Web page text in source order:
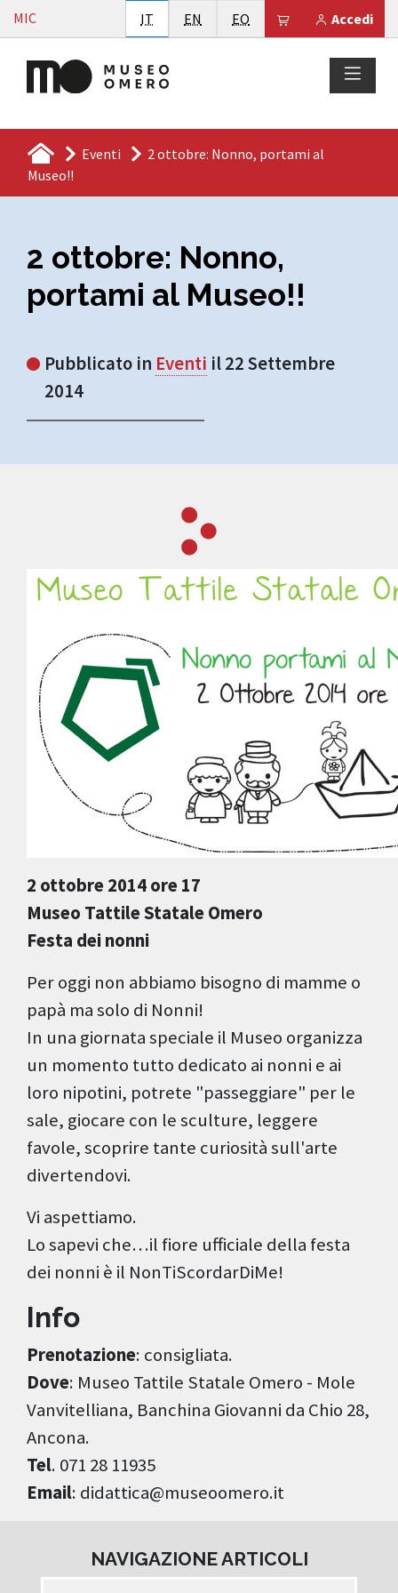
Vai al contenuto
MIC Accedi
Il tuo carrello è
IT Italiano
EN English
EO Esperanto
Eventi
2 ottobre: Nonno, portami al
Museo!!
2 ottobre: Nonno,
portami al Museo!!
Pubblicato in Eventi il 22 Settembre
2014
2 ottobre 2014 ore 17
Museo Tattile Statale Omero
Festa dei nonni
Per oggi non abbiamo bisogno di mamme o
papà ma solo di Nonni!
In una giornata speciale il Museo organizza
un momento tutto dedicato ai nonni e ai
loro nipotini, potrete "passeggiare" per le
sale, giocare con le sculture, leggere
favole, scoprire tante curiosità sull'arte
divertendovi.
Vi aspettiamo.
Lo sapevi che…il fiore ufficiale della festa
dei nonni è il NonTiScordarDiMe!
Info
Prenotazione: consigliata.
Dove: Museo Tattile Statale Omero - Mole
Vanvitelliana, Banchina Giovanni da Chio 28,
Ancona.
Tel. 071 28 11935
Email: didattica@museoomero.it
NAVIGAZIONE ARTICOLI